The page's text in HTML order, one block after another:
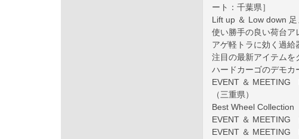
ート：千葉県］
Lift up ＆ Low down
使い勝手の良い荷台ア
アゲ軽トラに効く過給
注目の最新アイテムを
ハードカーゴのデモカ
EVENT ＆ MEETING
（三重県）
Best Wheel Collection
EVENT ＆ MEETING
EVENT ＆ MEETING